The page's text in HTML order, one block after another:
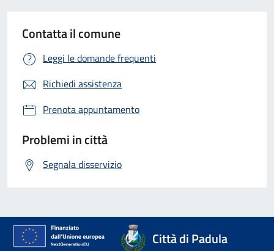
Contatta il comune
Leggi le domande frequenti
Richiedi assistenza
Prenota appuntamento
Problemi in città
Segnala disservizio
Città di Padula